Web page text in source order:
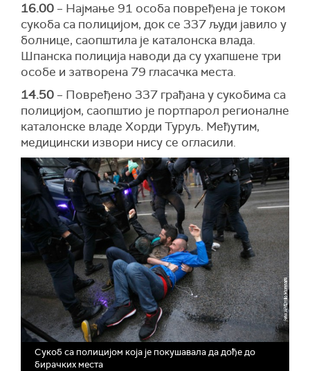
16.00 – Најмање 91 особа повређена је током
сукоба са полицијом, док се 337 људи јавило у
болнице, саопштила је каталонска влада.
Шпанска полиција наводи да су ухапшене три
особе и затворена 79 гласачка места.
14.50 – Повређено 337 грађана у сукобима са
полицијом, саопштио је портпарол регионалне
каталонске владе Хорди Туруљ. Међутим,
медицински извори нису се огласили.
Сукоб са полицијом која је покушавала да дође до
бирачких места